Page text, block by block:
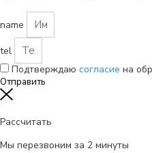
name
tel
Подтверждаю согласие на
Отправить
Рассчитать
Мы перезвоним за 2 минуты